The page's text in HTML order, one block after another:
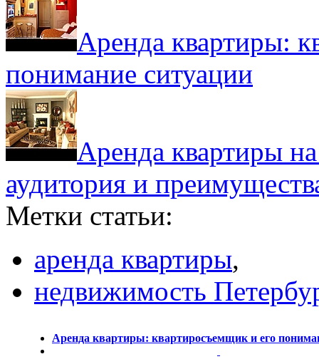
Аренда квартиры:
понимание ситуации
Аренда квартиры
аудитория и
Метки статьи:
аренда квартиры,
недвижимость
Аренда квартиры: квартиросъемщик и его